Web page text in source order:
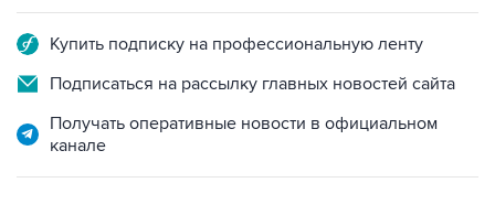
Купить подписку на профессиональную ленту
Подписаться на рассылку главных новостей сайта
Получать оперативные новости в официальном
канале